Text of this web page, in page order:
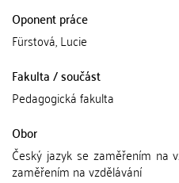
Oponent práce
Fürstová, Lucie
Fakulta / součást
Pedagogická fakulta
Obor
Český jazyk se zaměřením na
zaměřením na vzdělávání